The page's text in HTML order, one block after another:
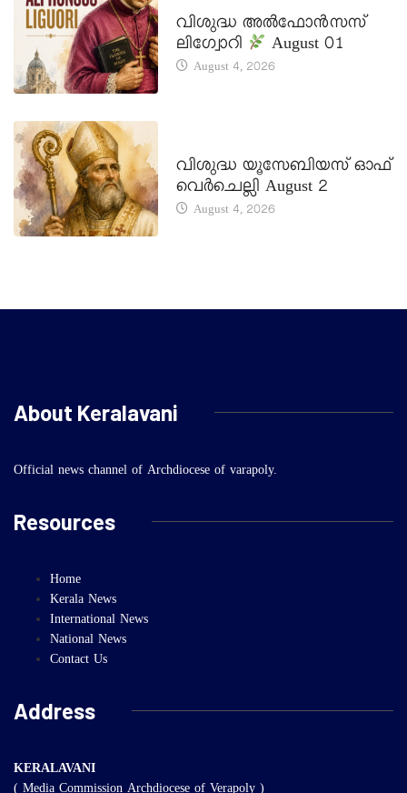
വിശുദ്ധ അൽഫോൻസസ്
ലിഗ്വോറി
August 01
August 4, 2026
വിശുദ്ധ യൂസേബിയസ് ഓഫ്
വെർചെല്ലി August 2
August 4, 2026
About Keralavani
Official news channel of Archdiocese of varapoly.
Resources
Home
Kerala News
International News
National News
Contact Us
Address
KERALAVANI